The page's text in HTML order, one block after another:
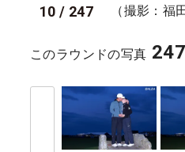
10 / 247 （撮影：福
このラウンドの写真